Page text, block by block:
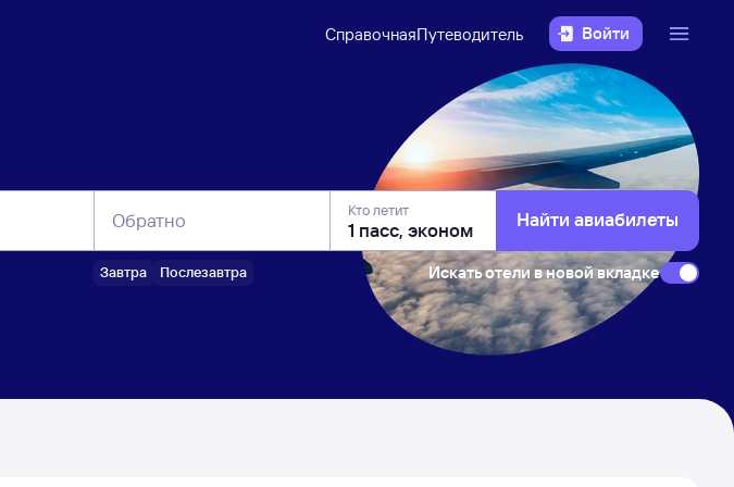
СправочнаяПутеводитель Войти
Обратно
Завтра Послезавтра
Кто летит Найти авиабилеты
Искать отели в новой вкладке